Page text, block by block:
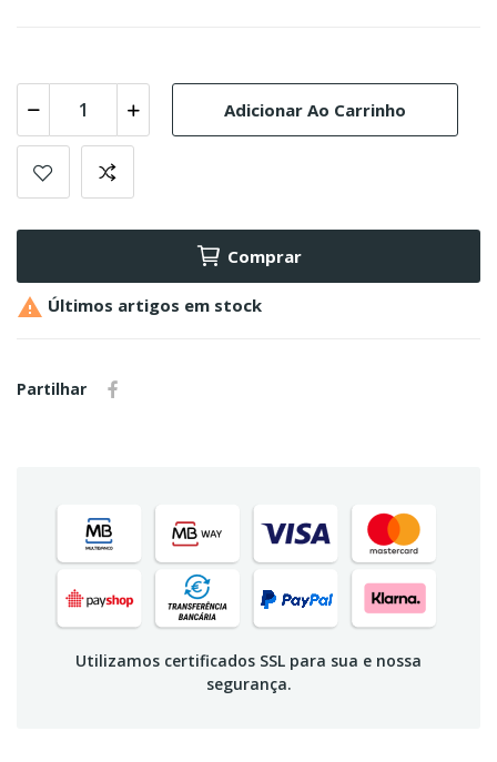
Adicionar Ao Carrinho
Comprar
 Últimos artigos em stock
Partilhar
Utilizamos certificados SSL para sua e nossa
segurança.